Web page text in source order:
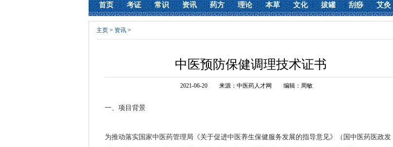
首页 考证 常识 资讯 药方 理论 本草 文化 拔罐 刮痧 艾灸
主页 > 资讯 >
中医预防保健调理技术证书
2021-06-20 来源：中医药人才网 编辑：周敏
一、项目背景
为推动落实国家中医药管理局《关于促进中医养生保健服务发展的指导意见》（国中医药医政发